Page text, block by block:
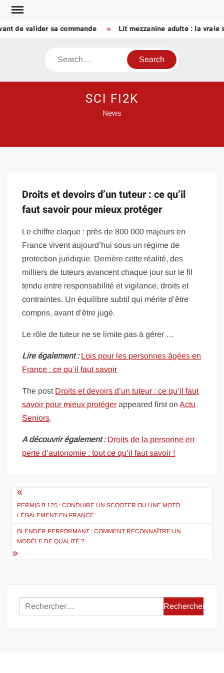
Skip
contentde valider sa commande Lit mezzanine adulte : la vraie
Search
SCI FI2K
News
Droits et devoirs d’un tuteur : ce qu’il
faut savoir pour mieux protéger
Le chiffre claque : près de 800 000 majeurs en
France vivent aujourd’hui sous un régime de
protection juridique. Derrière cette réalité, des
milliers de tuteurs avancent chaque jour sur le fil
tendu entre responsabilité et vigilance, droits et
contraintes. Un équilibre subtil qui mérite d’être
compris, avant d’être jugé.
Le rôle de tuteur ne se limite pas à gérer …
Lire également : Lois pour les personnes âgées en
France : ce qu’il faut savoir
The post Droits et devoirs d’un tuteur : ce qu’il faut
savoir pour mieux protéger appeared first onActu
Seniors.
A découvrir également : Droits de la personne en
perte d’autonomie : tout ce qu’il faut savoir !
Navigation
de
l’article
PERMIS B 125 : CONDUIRE UN SCOOTER OU UNE MOTO
LÉGALEMENT EN FRANCE
BLENDER PERFORMANT : COMMENT RECONNAÎTRE UN
MODÈLE DE QUALITÉ ?
Rechercher :